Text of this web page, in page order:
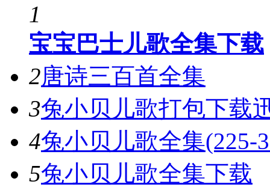
1
宝宝巴士儿歌全集下载
2唐诗三百首全集
3兔小贝儿歌打包下载
4兔小贝儿歌全集(225-
5兔小贝儿歌全集下载